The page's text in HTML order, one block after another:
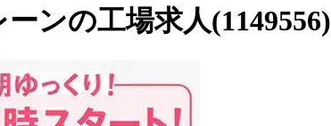
ンの工場求人(1149556)